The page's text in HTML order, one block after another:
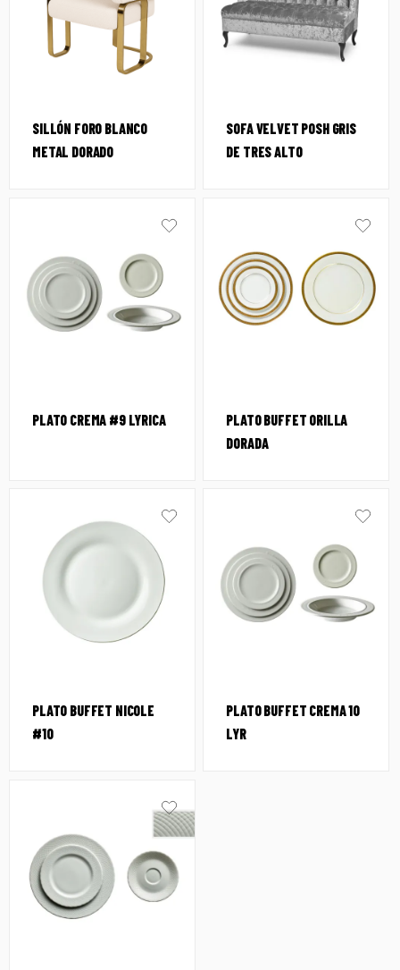
SILLÓN FORO BLANCO
METAL DORADO
SOFA VELVET POSH GRIS
DE TRES ALTO
PLATO CREMA #9 LYRICA
PLATO BUFFET ORILLA
DORADA
PLATO BUFFET NICOLE
#10
PLATO BUFFET CREMA 10
LYR